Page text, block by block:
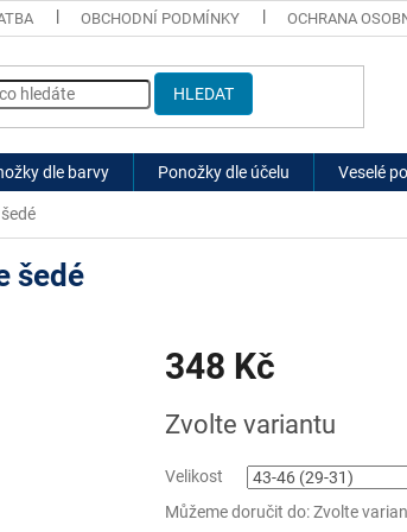
OBCHODNÍ PODMÍNKY OCHRANA
HLEDAT
dle barvy Ponožky dle účelu Veselé
šedé
348 Kč
cena:
Zvolte variantu
Velikost
Můžeme doručit do:Zvolte